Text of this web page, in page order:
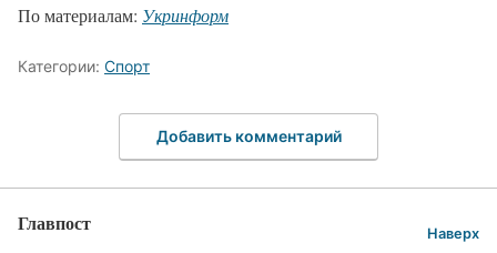
По материалам: Укринформ
Категории: Спорт
Добавить комментарий
Главпост Наверх